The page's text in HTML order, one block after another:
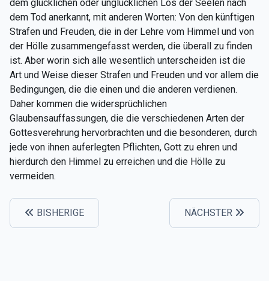
dem glücklichen oder unglücklichen Los der Seelen nach
dem Tod anerkannt, mit anderen Worten: Von den künftigen
Strafen und Freuden, die in der Lehre vom Himmel und von
der Hölle zusammengefasst werden, die überall zu finden
ist. Aber worin sich alle wesentlich unterscheiden ist die
Art und Weise dieser Strafen und Freuden und vor allem die
Bedingungen, die die einen und die anderen verdienen.
Daher kommen die widersprüchlichen
Glaubensauffassungen, die die verschiedenen Arten der
Gottesverehrung hervorbrachten und die besonderen, durch
jede von ihnen auferlegten Pflichten, Gott zu ehren und
hierdurch den Himmel zu erreichen und die Hölle zu
vermeiden.
BISHERIGE NÄCHSTER